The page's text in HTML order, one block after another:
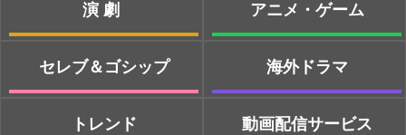
演劇
セレブ＆ゴシップ
トレンド
アニメ・ゲーム
海外ドラマ
動画配信サービス